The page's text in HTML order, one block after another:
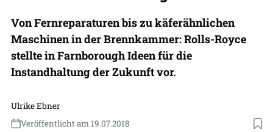
Von Fernreparaturen bis zu käferähnlichen
Maschinen in der Brennkammer: Rolls-Royce
stellte in Farnborough Ideen für die
Instandhaltung der Zukunft vor.
Ulrike Ebner
Veröffentlicht am 19.07.2018